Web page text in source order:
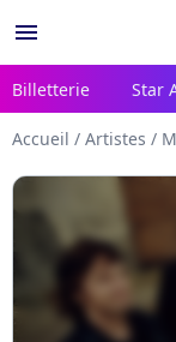
menu
Billetterie Star
Accueil / Artistes /